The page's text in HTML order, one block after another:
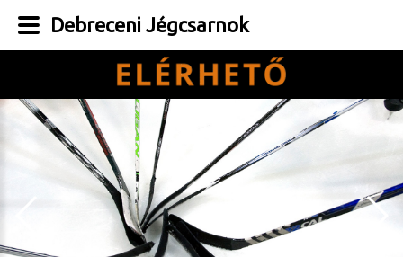
Debreceni Jégcsarnok